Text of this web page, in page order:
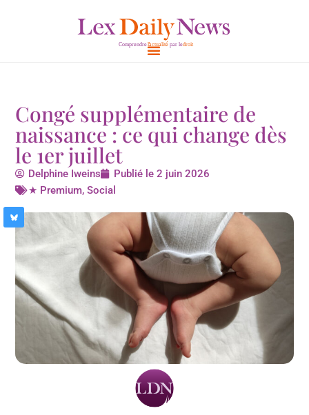
Congé supplémentaire de
naissance : ce qui change dès
le 1er juillet
Delphine Iweins Publié le2 juin 2026
★ Premium,Social